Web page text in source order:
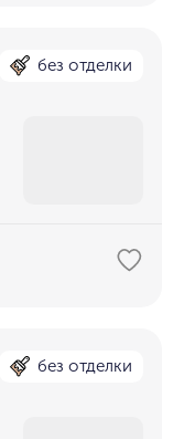
без отделки
без отделки